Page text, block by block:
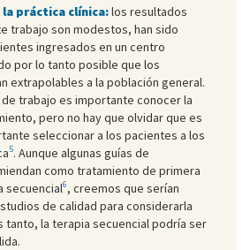
práctica clínica:los resultados
trabajo son modestos, han sido
ingresados en un centro
por lo tanto posible que los
extrapolables a la población general.
trabajo es importante conocer la
pero no hay que olvidar que es
seleccionar a los pacientes a los
5. Aunque algunas guías de
como tratamiento de primera
secuencial6, creemos que serían
de calidad para considerarla
tanto, la terapia secuencial podría ser